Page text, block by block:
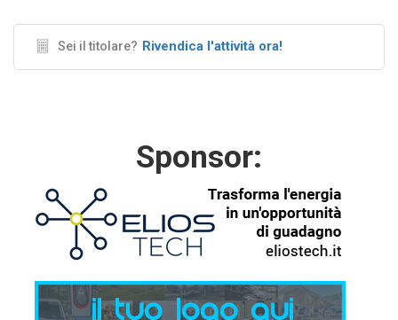
Sei il titolare? Rivendica l'attività ora!
Sponsor: